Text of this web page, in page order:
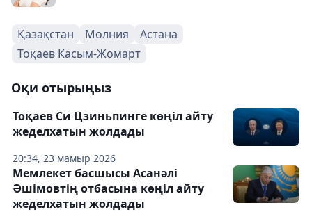
Қазақстан Молния
Астана
Тоқаев Касым-Жомарт
Оқи отырыңыз
20:34, 23 мамыр 2026
Тоқаев Си Цзиньпинге көңіл айту
жеделхатын жолдады
Мемлекет басшысы Асанәлі
Әшімовтің отбасына көңіл айту
жеделхатын жолдады